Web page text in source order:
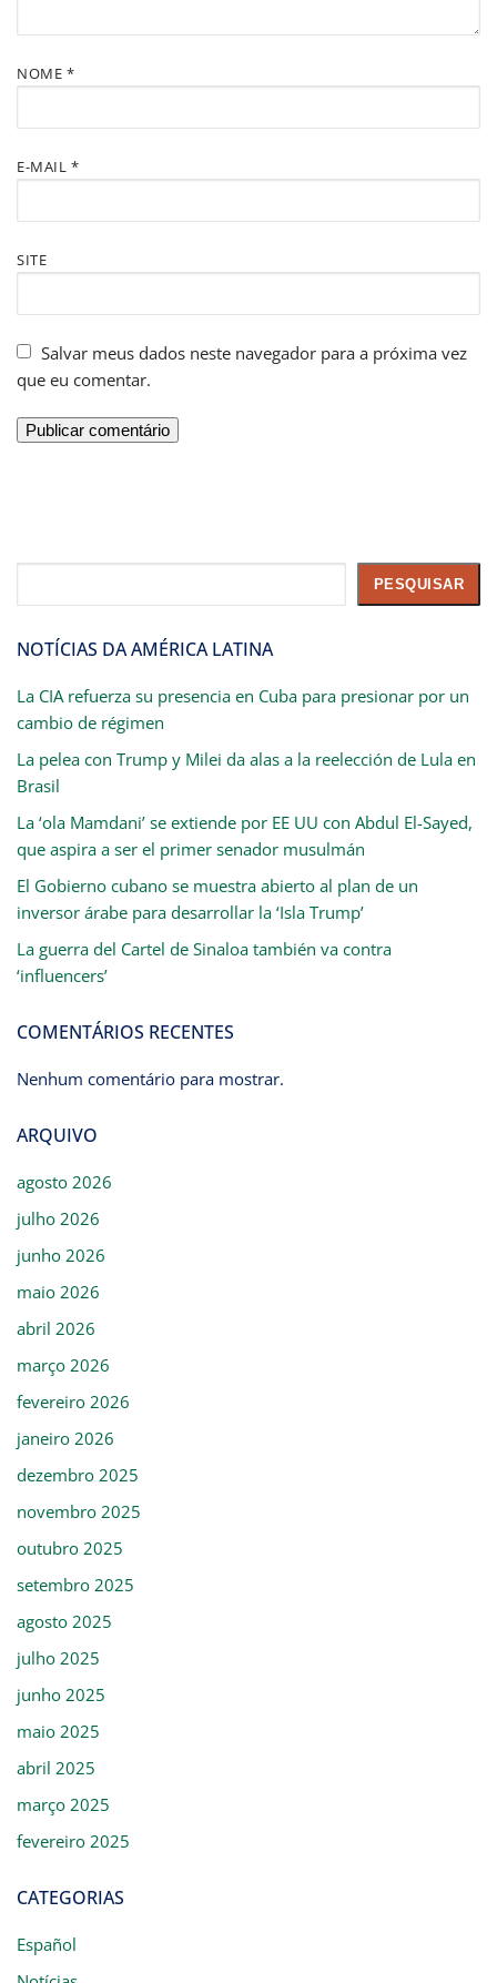
NOME *
E-MAIL *
SITE
Salvar meus dados neste navegador para a próxima vez
que eu comentar.
PESQUISAR
NOTÍCIAS DA AMÉRICA LATINA
La CIA refuerza su presencia en Cuba para presionar por un
cambio de régimen
La pelea con Trump y Milei da alas a la reelección de Lula en
Brasil
La ‘ola Mamdani’ se extiende por EE UU con Abdul El-Sayed,
que aspira a ser el primer senador musulmán
El Gobierno cubano se muestra abierto al plan de un
inversor árabe para desarrollar la ‘Isla Trump’
La guerra del Cartel de Sinaloa también va contra
‘influencers’
COMENTÁRIOS RECENTES
Nenhum comentário para mostrar.
ARQUIVO
agosto 2026
julho 2026
junho 2026
maio 2026
abril 2026
março 2026
fevereiro 2026
janeiro 2026
dezembro 2025
novembro 2025
outubro 2025
setembro 2025
agosto 2025
julho 2025
junho 2025
maio 2025
abril 2025
março 2025
fevereiro 2025
CATEGORIAS
Español